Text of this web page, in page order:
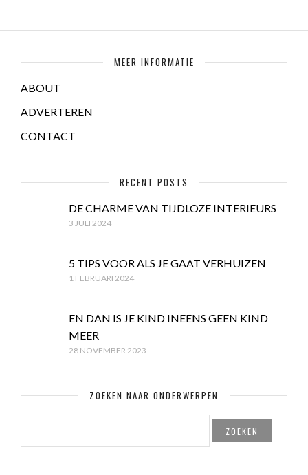
MEER INFORMATIE
ABOUT
ADVERTEREN
CONTACT
RECENT POSTS
DE CHARME VAN TIJDLOZE INTERIEURS
3 JULI 2024
5 TIPS VOOR ALS JE GAAT VERHUIZEN
1 FEBRUARI 2024
EN DAN IS JE KIND INEENS GEEN KIND
MEER
28 NOVEMBER 2023
ZOEKEN NAAR ONDERWERPEN
ZOEKEN